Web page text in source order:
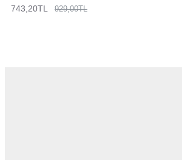
743,20TL 929,00TL